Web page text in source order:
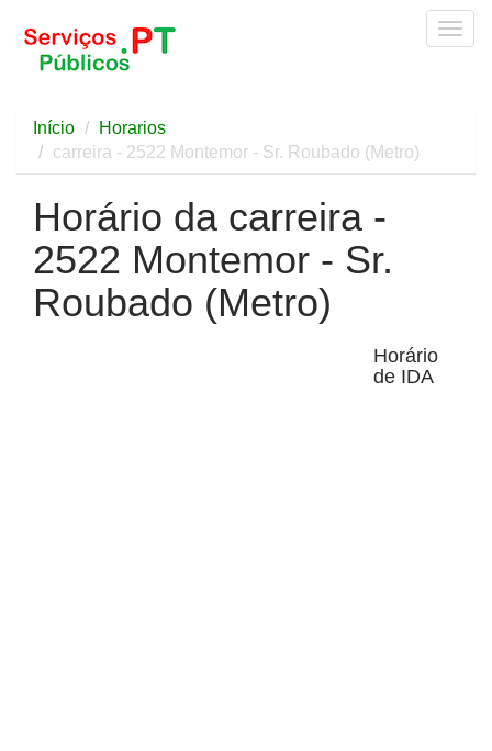
Início
Horarios
carreira - 2522 Montemor - Sr. Roubado (Metro)
Horário da carreira -
2522 Montemor - Sr.
Roubado (Metro)
Horário
de IDA